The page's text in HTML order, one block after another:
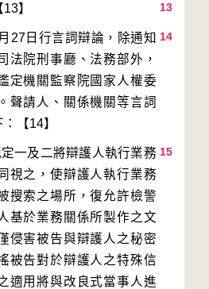
13
14
日行言詞辯論，除通知
法院刑事廳、法務部外，
定機關監察院國家人權委
聲請人、關係機關等言詞
15
一及二將辯護人執行業務
視之，使辯護人執行業務
搜索之場所，復允許檢警
基於業務關係所製作之文
侵害被告與辯護人之秘密
被告對於辯護人之特殊信
適用將與改良式當事人進